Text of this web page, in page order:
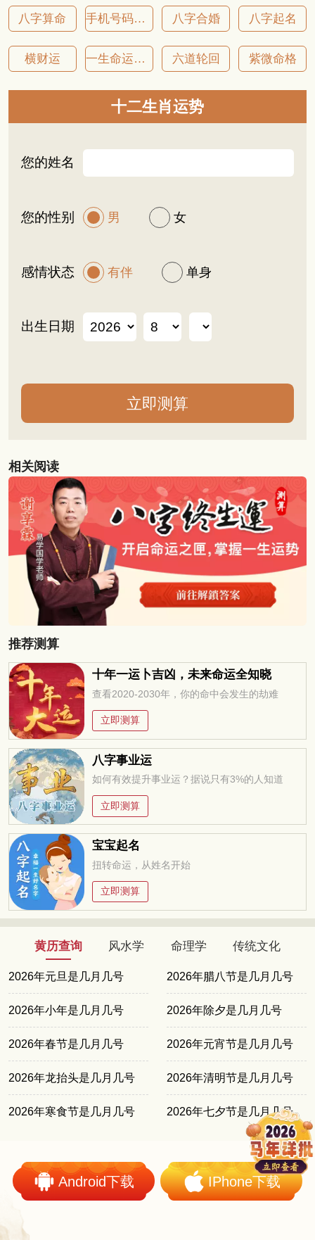
八字算命 手机号码吉凶 八字合婚 八字起名
横财运 一生命运详批 六道轮回 紫微命格
十二生肖运势
您的姓名
您的性别 男 女
感情状态 有伴 单身
出生日期
相关阅读
推荐测算
十年一运卜吉凶，未来命运全知晓
查看2020-2030年，你的命中会发生的劫难
立即测算
八字事业运
如何有效提升事业运？据说只有3%的人知道
立即测算
宝宝起名
扭转命运，从姓名开始
立即测算
黄历查询 风水学 命理学 传统文化
2026年元旦是几月几号 2026年腊八节是几月几号
2026年小年是几月几号 2026年除夕是几月几号
2026年春节是几月几号 2026年元宵节是几月几号
2026年龙抬头是几月几号 2026年清明节是几月几号
2026年寒食节是几月几号 2026年七夕节是几月几号
Android下载 IPhone下载